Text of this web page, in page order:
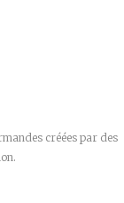
créées par des